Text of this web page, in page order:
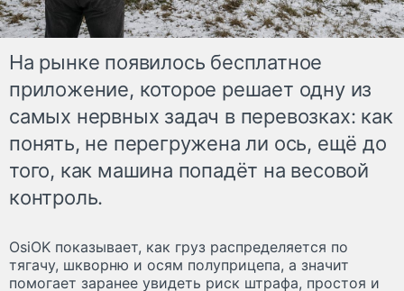
На рынке появилось бесплатное
приложение, которое решает одну из
самых нервных задач в перевозках: как
понять, не перегружена ли ось, ещё до
того, как машина попадёт на весовой
контроль.
OsiOK показывает, как груз распределяется по
тягачу, шкворню и осям полуприцепа, а значит
помогает заранее увидеть риск штрафа, простоя и